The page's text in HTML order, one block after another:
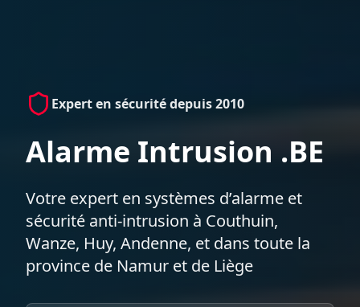
Expert en sécurité depuis 2010
Alarme Intrusion .BE
Votre expert en systèmes d’alarme et
sécurité anti-intrusion à Couthuin,
Wanze, Huy, Andenne, et dans toute la
province de Namur et de Liège